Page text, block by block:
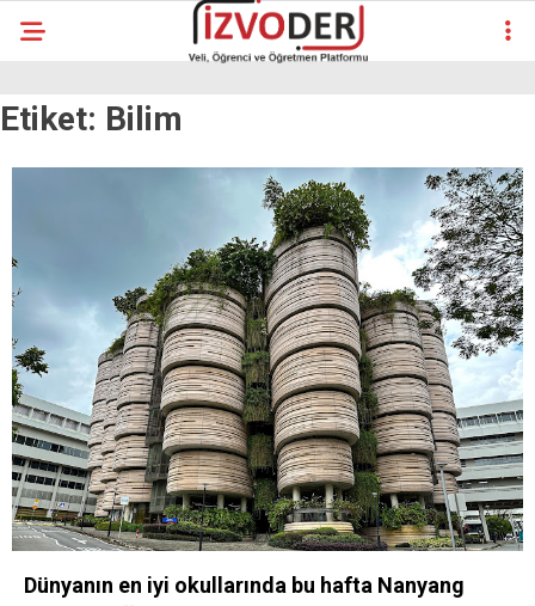
Etiket: Bilim
Dünyanın en iyi okullarında bu hafta Nanyang